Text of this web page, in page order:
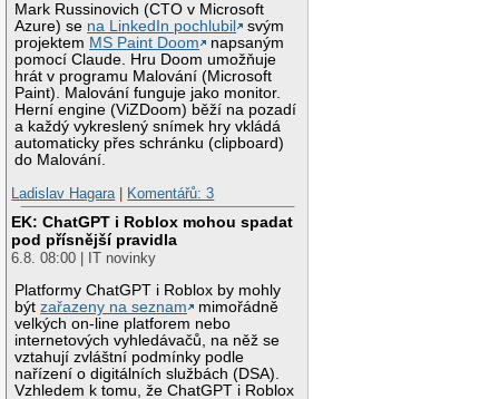
Mark Russinovich (CTO v Microsoft
Azure) se na LinkedIn pochlubil
svým
projektem MS Paint Doom
napsaným
pomocí Claude. Hru Doom umožňuje
hrát v programu Malování (Microsoft
Paint). Malování funguje jako monitor.
Herní engine (ViZDoom) běží na pozadí
a každý vykreslený snímek hry vkládá
automaticky přes schránku (clipboard)
do Malování.
Ladislav Hagara
Komentářů: 3
EK: ChatGPT i Roblox mohou spadat
pod přísnější pravidla
6.8. 08:00 | IT novinky
Platformy ChatGPT i Roblox by mohly
býtzařazeny na seznam
mimořádně
velkých on-line platforem nebo
internetových vyhledávačů, na něž se
vztahují zvláštní podmínky podle
nařízení o digitálních službách (DSA).
Vzhledem k tomu, že ChatGPT i Roblox